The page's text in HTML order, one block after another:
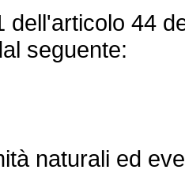
44
seguente:
naturali ed